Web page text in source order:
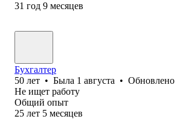
31 год 9 месяцев
Бухгалтер
50 лет • Была 1 августа • Обновлено
Не ищет работу
Общий опыт
25 лет 5 месяцев